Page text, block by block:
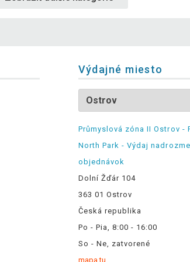
Výdajné miesto
Průmyslová zóna II Ostrov -
North Park - Výdaj
objednávok
Dolní Žďár 104
363 01 Ostrov
Česká republika
Po - Pia, 8:00 - 16:00
So - Ne, zatvorené
mapa tu